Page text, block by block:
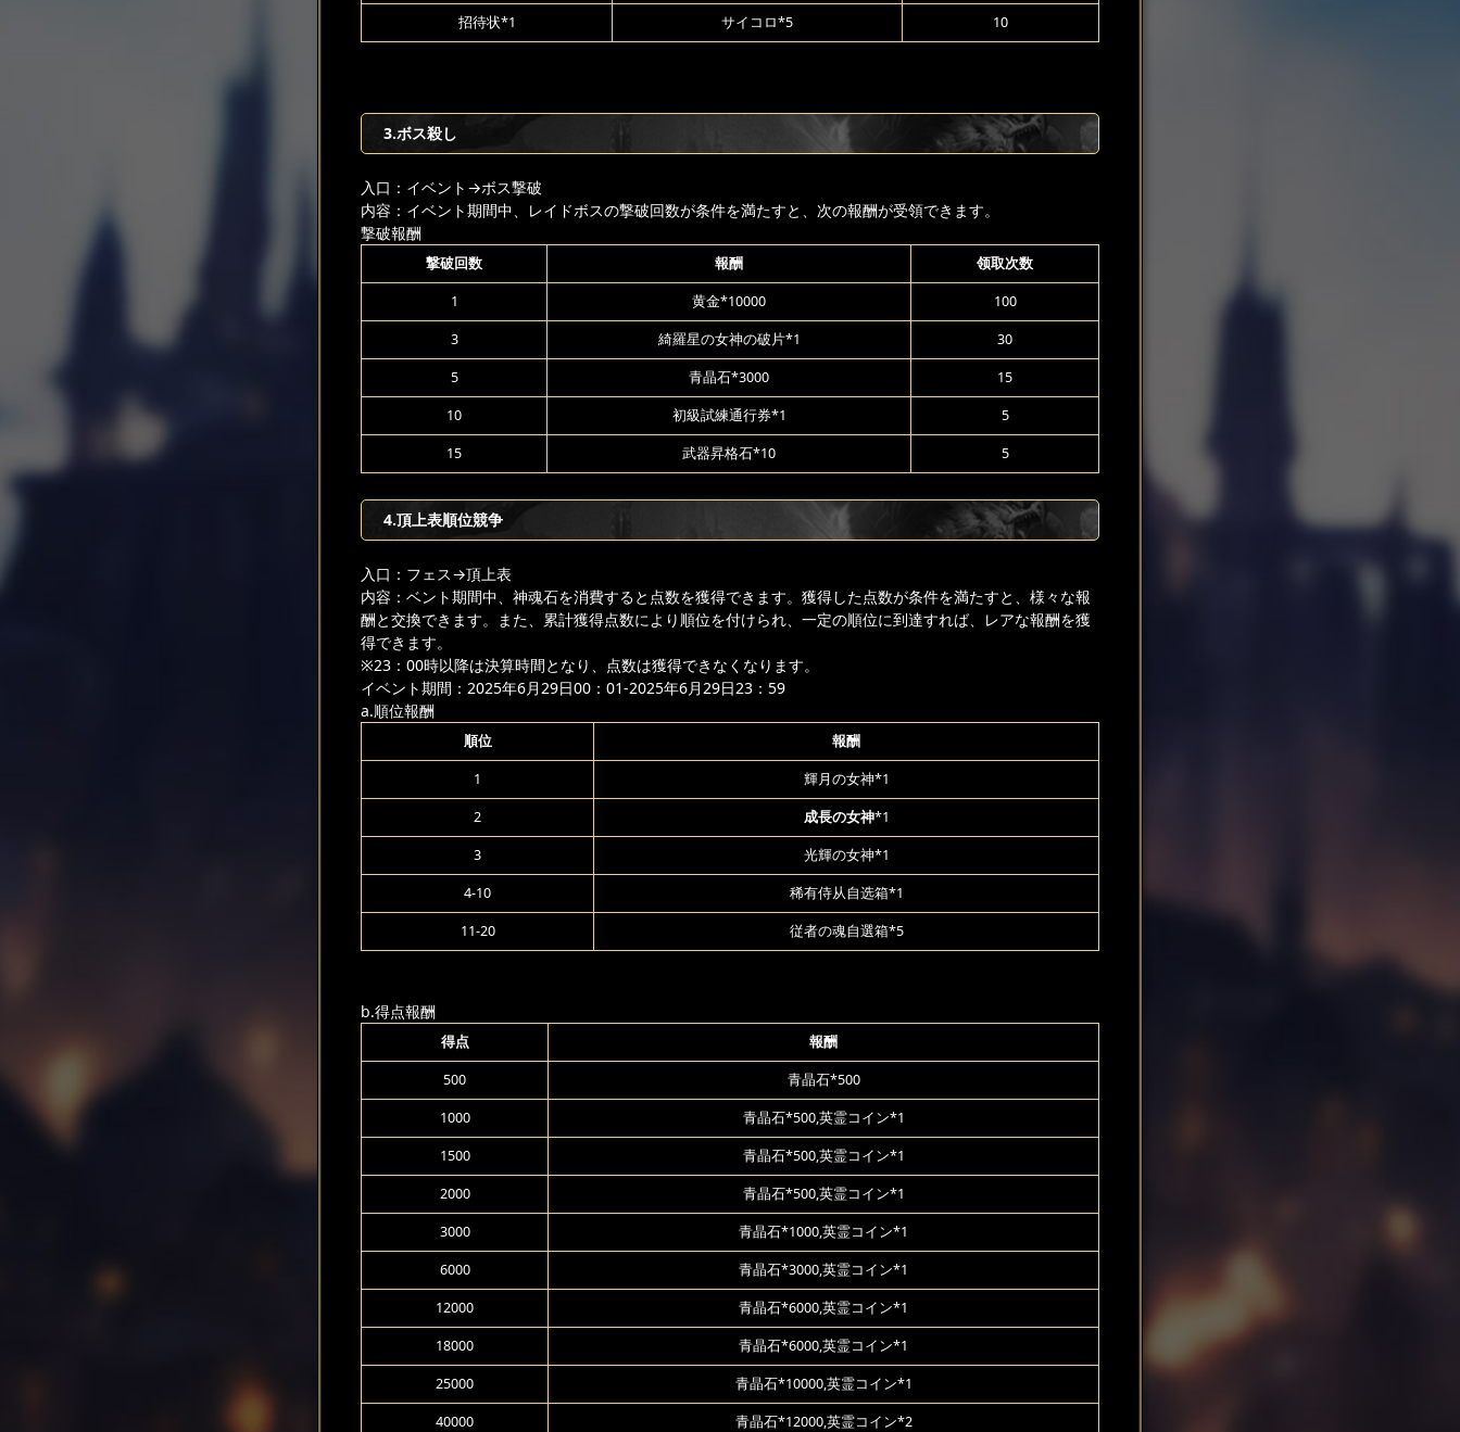
招待状*1 サイコロ*5 10
3.ボス殺し
入口：イベント →ボス撃破
内容：イベント期間中、レイドボスの撃破回数が条件を満たすと、次の報酬が受領できます。
撃破報酬
撃破回数 報酬 领取次数
1 黄金*10000 100
3 綺羅星の女神の破片*1 30
5 青晶石*3000 15
10 初級試練通行券*1 5
15 武器昇格石*10 5
4.頂上表順位競争
入口：フェス→頂上表
内容：ベント期間中、神魂石を消費すると点数を獲得できます。獲得した点数が条件を満たすと、様々な報
酬と交換できます。また、累計獲得点数により順位を付けられ、一定の順位に到達すれば、レアな報酬を獲
得できます。
※23：00時以降は決算時間となり、点数は獲得できなくなります。
イベント期間：2025年6月29日00：01-2025年6月29日23：59
a.順位報酬
順位 報酬
1 輝月の女神*1
2 成長の女神*1
3 光輝の女神*1
4-10 稀有侍从自选箱*1
11-20 従者の魂自選箱*5
b.得点報酬
得点 報酬
500 青晶石*500
1000 青晶石*500,英霊コイン*1
1500 青晶石*500,英霊コイン*1
2000 青晶石*500,英霊コイン*1
3000 青晶石*1000,英霊コイン*1
6000 青晶石*3000,英霊コイン*1
12000 青晶石*6000,英霊コイン*1
18000 青晶石*6000,英霊コイン*1
25000 青晶石*10000,英霊コイン*1
40000 青晶石*12000,英霊コイン*2